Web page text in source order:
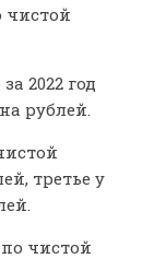
2022 год
рублей.
третье у
чистой